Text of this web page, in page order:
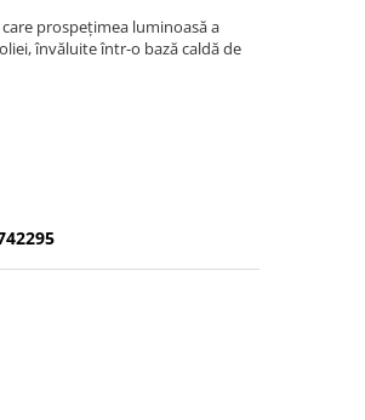
prospețimea luminoasă a
învăluite într-o bază caldă de